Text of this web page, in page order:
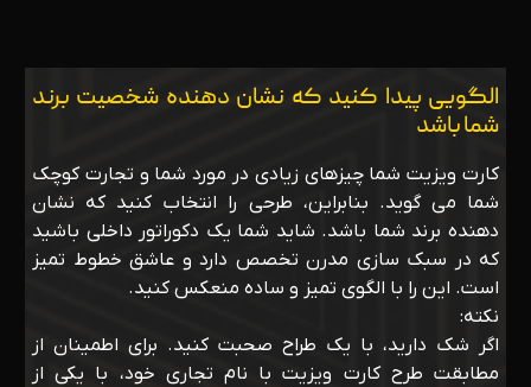
الگویی پیدا کنید که نشان دهنده شخصیت برند
شما باشد
کارت ویزیت شما چیزهای زیادی در مورد شما و تجارت کوچک
شما می گوید. بنابراین، طرحی را انتخاب کنید که نشان
دهنده برند شما باشد. شاید شما یک دکوراتور داخلی باشید
که در سبک سازی مدرن تخصص دارد و عاشق خطوط تمیز
است. این را با الگوی تمیز و ساده منعکس کنید.
نکته:
اگر شک دارید، با یک طراح صحبت کنید. برای اطمینان از
مطابقت طرح کارت ویزیت با نام تجاری خود، با یکی از